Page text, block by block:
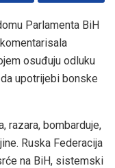
Parlamenta BiH
osuđuju odluku
upotrijebi bonske
razara, bombarduje,
Ruska Federacija
na BiH, sistemski